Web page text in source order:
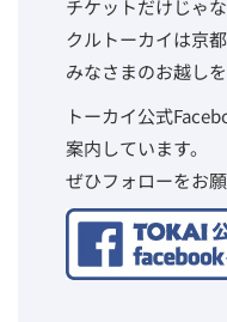
チケットだけじゃ
クルトーカイは京
みなさまのお越し
トーカイ公式
案内しています。
ぜひフォローをお